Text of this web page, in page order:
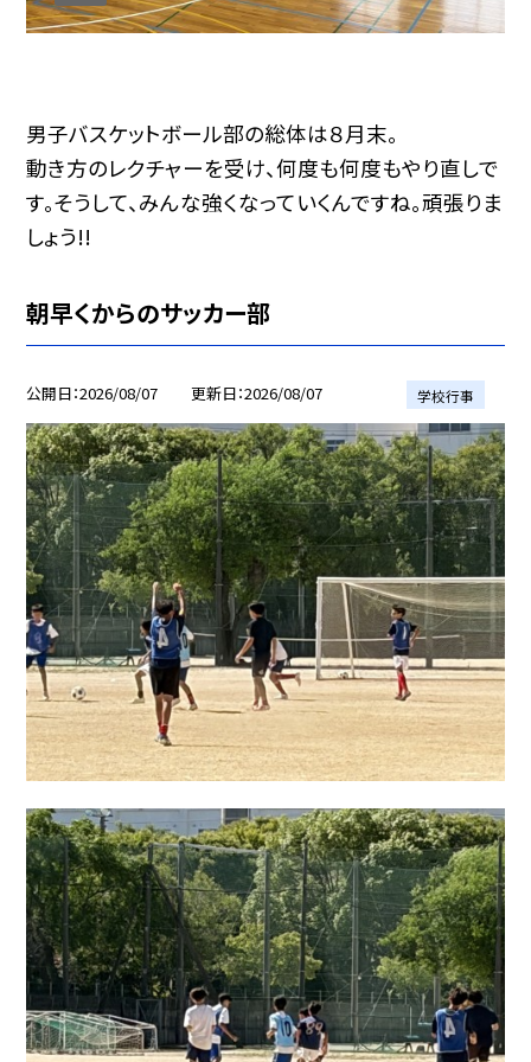
男子バスケットボール部の総体は８月末。
動き方のレクチャーを受け、何度も何度もやり直しで
す。そうして、みんな強くなっていくんですね。頑張りま
しょう!!
朝早くからのサッカー部
公開日 2026/08/07 更新日 2026/08/07 学校行事